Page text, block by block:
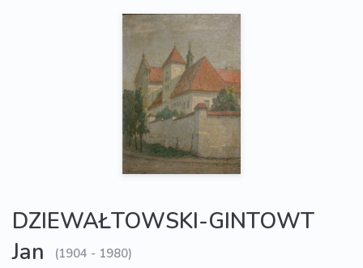
DZIEWAŁTOWSKI-GINTOWT
Jan
(1904 - 1980)